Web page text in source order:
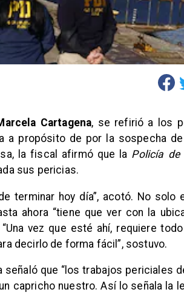
Cartagena, se refirió a los
a propósito de por la sospecha
la fiscal afirmó que la Policía de
sus pericias.
terminar hoy día”, acotó. No solo
ahora “tiene que ver con la
vez que esté ahí, requiere
decirlo de forma fácil”, sostuvo.
señaló que “los trabajos periciales
capricho nuestro. Así lo señala la